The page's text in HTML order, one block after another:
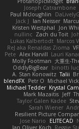
Joseph Catrambone
Paul Mcloughlin
Jack J
Ian Neisser
Kristen Westphal
Jon
nullinc Zach du Toit
Lukas Kalbertodt Marcos
ReJ aka Renaldas Zioma
Pete Alex Harvill Lauri
Molly Footman 大重生-
OddlyBigBear binotti
A. Stan Konowitz Talii
blendFX Petr O Michael Vick
Michael Tedder Krystal
Mark Mazaitis Jeff
Taylor Galen Kadee
Sarah Wiener
Resilient Picture
Jose Nario
ELITECAD
Jan Oliver Koch Reggie